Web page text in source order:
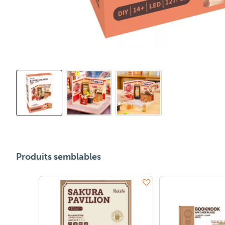
Produits semblables